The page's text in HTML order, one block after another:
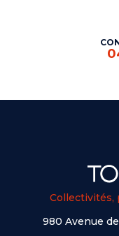
Collectivités,
980 Avenue